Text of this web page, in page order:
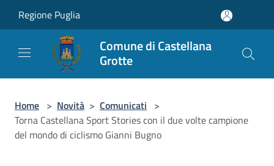
Regione Puglia
Comune di Castellana
Grotte
Home > Novità > Comunicati >
Torna Castellana Sport Stories con il due volte campione
del mondo di ciclismo Gianni Bugno